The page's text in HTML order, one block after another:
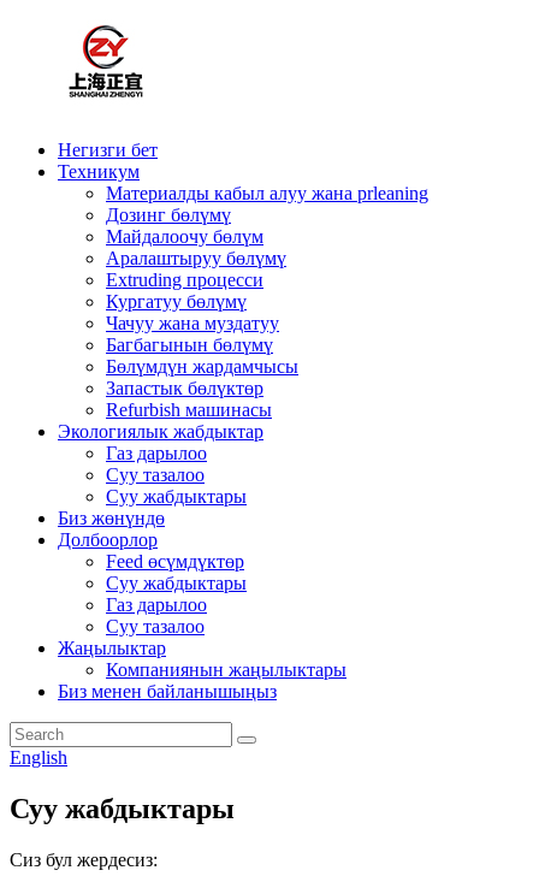
Негизги бет
Техникум
Материалды кабыл алуу жана prleaning
Дозинг бөлүмү
Майдалоочу бөлүм
Аралаштыруу бөлүмү
Extruding процесси
Кургатуу бөлүмү
Чачуу жана муздатуу
Багбагынын бөлүмү
Бөлүмдүн жардамчысы
Запастык бөлүктөр
Refurbish машинасы
Экологиялык жабдыктар
Газ дарылоо
Суу тазалоо
Суу жабдыктары
Биз жөнүндө
Долбоорлор
Feed өсүмдүктөр
Суу жабдыктары
Газ дарылоо
Суу тазалоо
Жаңылыктар
Компаниянын жаңылыктары
Биз менен байланышыңыз
English
Суу жабдыктары
Сиз бул жердесиз: